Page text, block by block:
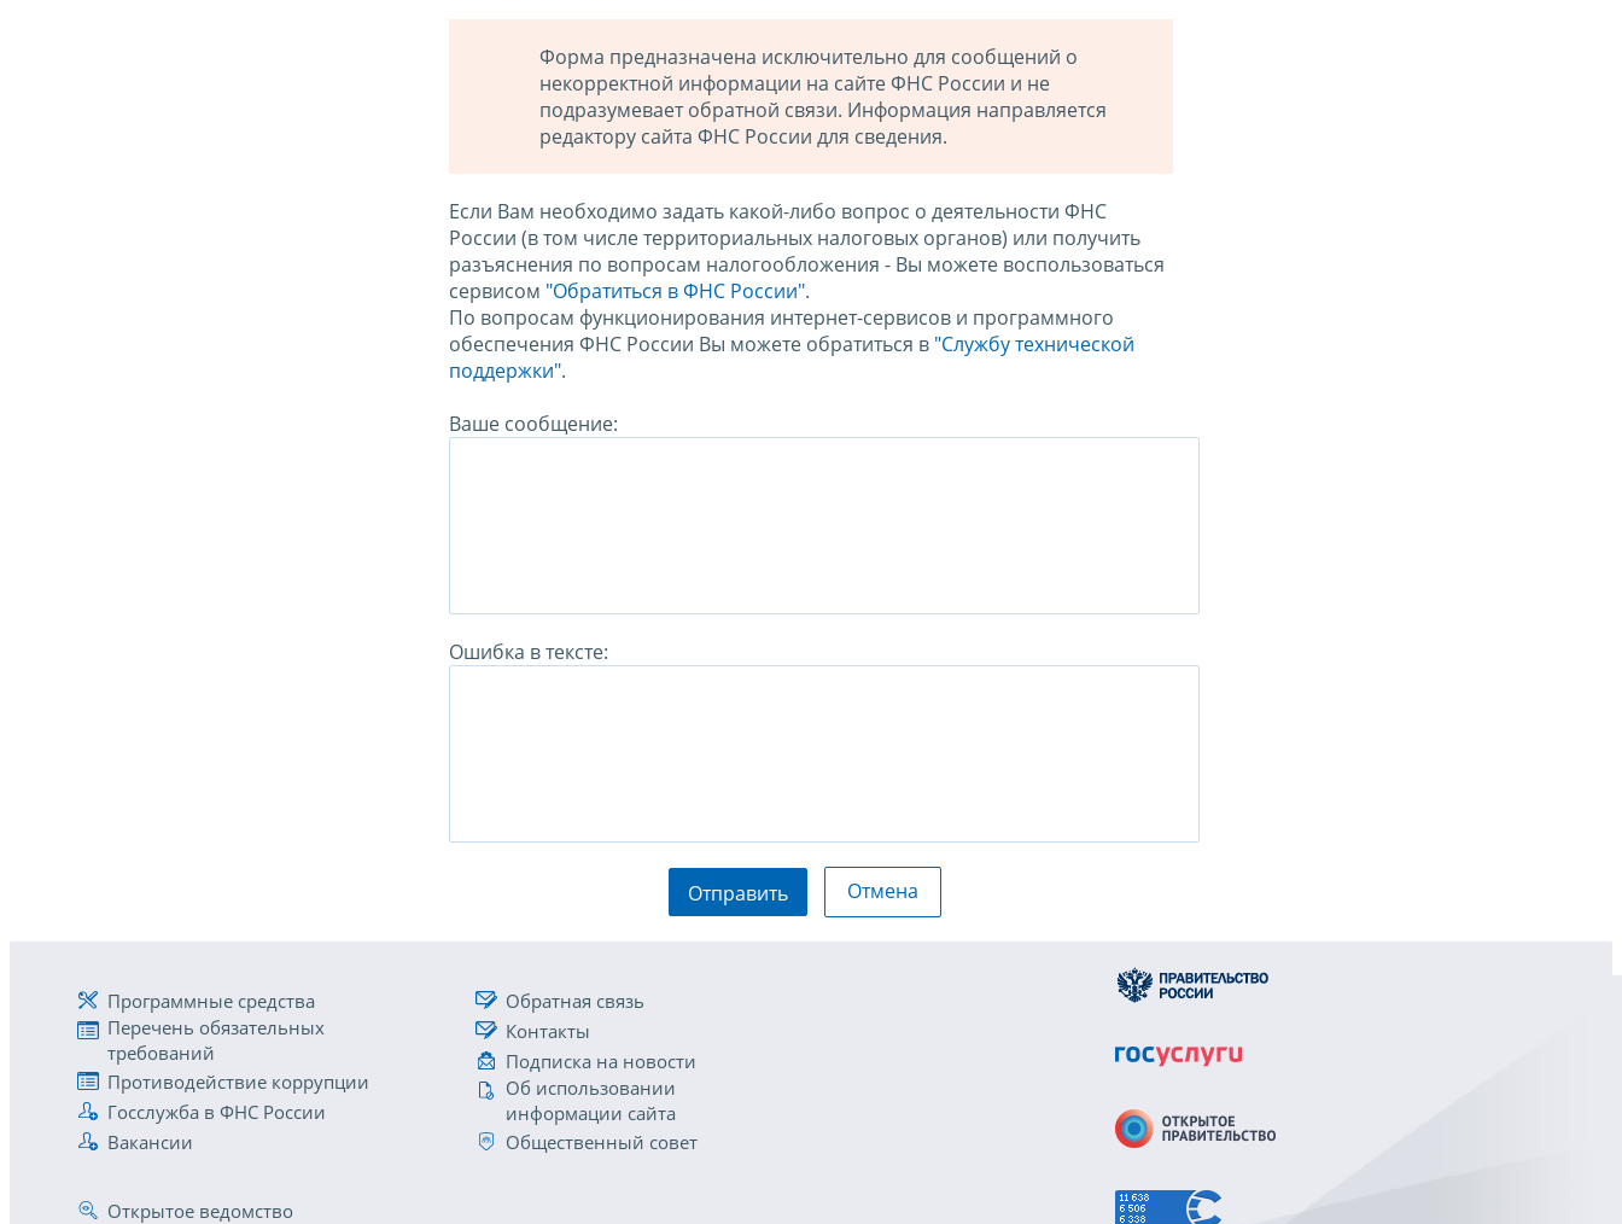
Форма предназначена исключительно для сообщений о
некорректной информации на сайте ФНС России и не
подразумевает обратной связи. Информация направляется
редактору сайта ФНС России для сведения.
Если Вам необходимо задать какой-либо вопрос о деятельности ФНС
России (в том числе территориальных налоговых органов) или получить
разъяснения по вопросам налогообложения - Вы можете воспользоваться
сервисом "Обратиться в ФНС России".
По вопросам функционирования интернет-сервисов и программного
обеспечения ФНС России Вы можете обратиться в "Службу технической
поддержки".
Ваше сообщение:
Ошибка в тексте:
Отправить Отмена
Программные средства
Перечень обязательных
требований
Противодействие коррупции
Госслужба в ФНС России
Вакансии
Обратная связь
Контакты
Подписка на новости
Об использовании
информации сайта
Общественный совет
Открытое ведомство